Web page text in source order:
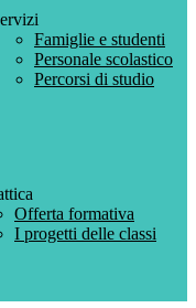
Famiglie e studenti
Personale scolastico
Percorsi di studio
Offerta formativa
I progetti delle classi